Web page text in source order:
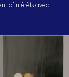
d'intérêts avec